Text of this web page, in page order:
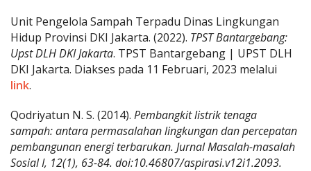
Unit Pengelola Sampah Terpadu Dinas Lingkungan
Hidup Provinsi DKI Jakarta. (2022). TPST Bantargebang:
Upst DLH DKI Jakarta. TPST Bantargebang | UPST DLH
DKI Jakarta. Diakses pada 11 Februari, 2023 melalui
link.
Qodriyatun N. S. (2014). Pembangkit listrik tenaga
sampah: antara permasalahanlingkungan dan percepatan
pembangunan energi terbarukan. Jurnal Masalah-masalah
Sosial I, 12(1), 63-84. doi:10.46807/aspirasi.v12i1.2093.